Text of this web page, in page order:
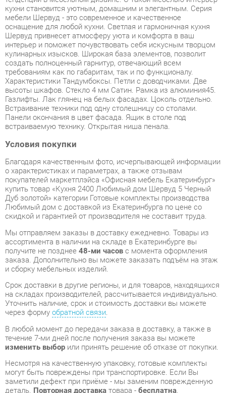
интерьер и поможет почувствовать себя искусным творцом
кулинарных изысков. Широкая база элементов, позволит
создать полноценный гарнитур, отвечающий всем
требованиям как по габаритам, так и по функционалу.
Характеристики Тандумбоксы. Петли с доводчиками. Две
высоты шкафов. Стекло 4 мм Сатин. Рамка из алюминия45.
Газлифты. Лак глянец на белых фасадах. Цоколь отдельно.
Встраивание техники под одну столешницу со столами.
Панели окончания в цвет фасада. Ящик в столе под
встраиваемую технику. Открытая ниша пенала.
Условия покупки
Благодаря качественным фото, исчерпывающей информации
о характеристиках и параметрах, а также отзывам
купить товар «Кухня 2400 Любимый дом Шервуд 5 Черный
Любимый дом с доставкой из Екатеринбурга по цене со
скидкой и гарантией от производителя не составит труда.
Мы отправляем заказы в доставку ежедневно. Товары из
ассортимента в наличии на складе в Екатеринбурге вы
получите не позднее48-ми часовс момента оформления
заказа. Дополнительно вы можете заказать подъём на этаж
и сборку мебельных изделий.
Срок доставки в другие регионы, и для товаров, находящихся
на складах производителей, рассчитывается индивидуально.
Уточнить наличие, срок и стоимость доставки вы можете
через формуобратной связи.
течение 7-ми дней после получения заказа вы можете
изменить выборили принять решение об отказе от покупки.
Несмотря на качественную упаковку, готовые комплекты
заметили дефект при приёме - мы заменим поврежденную
деталь.Повторная доставкатовара -бесплатна.
распространяетсягарантия 1 год, а на некоторые модели – 2
года с момента приобретения.
Кухня 2400 Любимый дом Шервуд 5 Черный Дуб золотой